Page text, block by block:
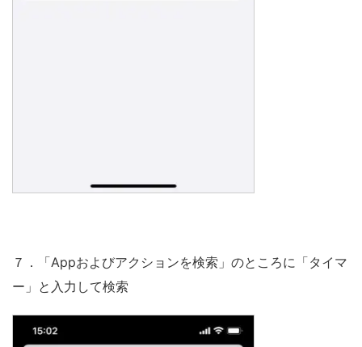
７．「Appおよびアクションを検索」のところに「タイマ
ー」と入力して検索